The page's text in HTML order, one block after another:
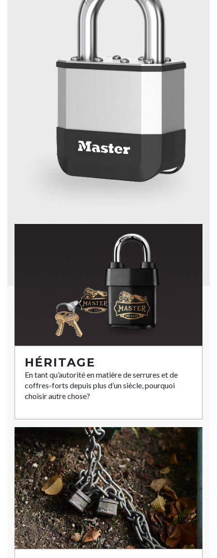
HÉRITAGE
En tant qu’autorité en matière de serrures et de
coffres-forts depuis plus d’un siècle, pourquoi
choisir autre chose?